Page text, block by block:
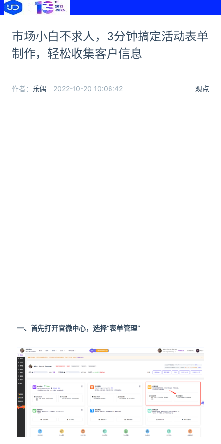
市场小白不求人，3分钟搞定活动表单
制作，轻松收集客户信息
观点
作者： 乐偶 2022-10-20 10:06:42
一、首先打开官微中心，选择“表单管理”